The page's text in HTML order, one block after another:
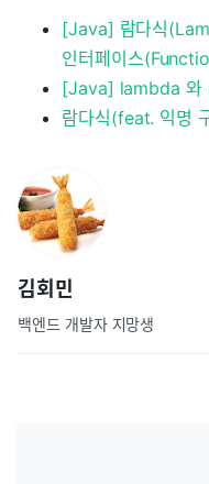
[Java] 람다식
인터페이스
[Java] lambda
람다식(feat. 익명
김회민
백엔드 개발자 지망생